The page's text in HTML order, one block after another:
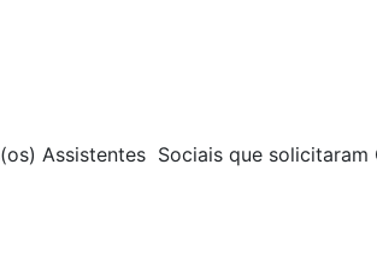
Assistentes Sociais que solicitaram